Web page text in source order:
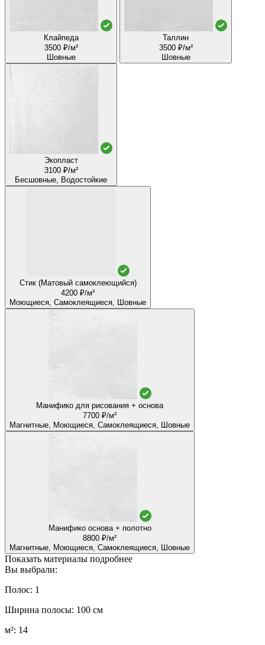
Клайпеда
3500 ₽/м²
Шовные
Таллин
3500 ₽/м²
Шовные
Экопласт
3100 ₽/м²
Бесшовные, Водостойкие
Стик (Матовый самоклеющийся)
4200 ₽/м²
Моющиеся, Самоклеящиеся, Шовные
Манифико для рисования + основа
7700 ₽/м²
Магнитные, Моющиеся, Самоклеящиеся, Шовные
Манифико основа + полотно
8800 ₽/м²
Магнитные, Моющиеся, Самоклеящиеся, Шовные
Показать материалы подробнее
Вы выбрали:
Полос: 1
Ширина полосы: 100 см
м²: 14